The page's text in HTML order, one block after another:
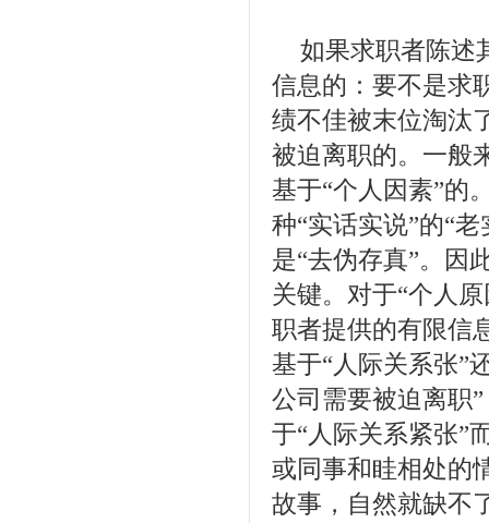
如果求职者陈述
信息的：要不是求
绩不佳被末位淘汰
被迫离职的。一般
基于“个人因素”的
种“实话实说”的“
是“去伪存真”。因
关键。对于“个人
职者提供的有限信
基于“人际关系张”
公司需要被迫离职
于“人际关系紧张”
或同事和眭相处的
故事，自然就缺不